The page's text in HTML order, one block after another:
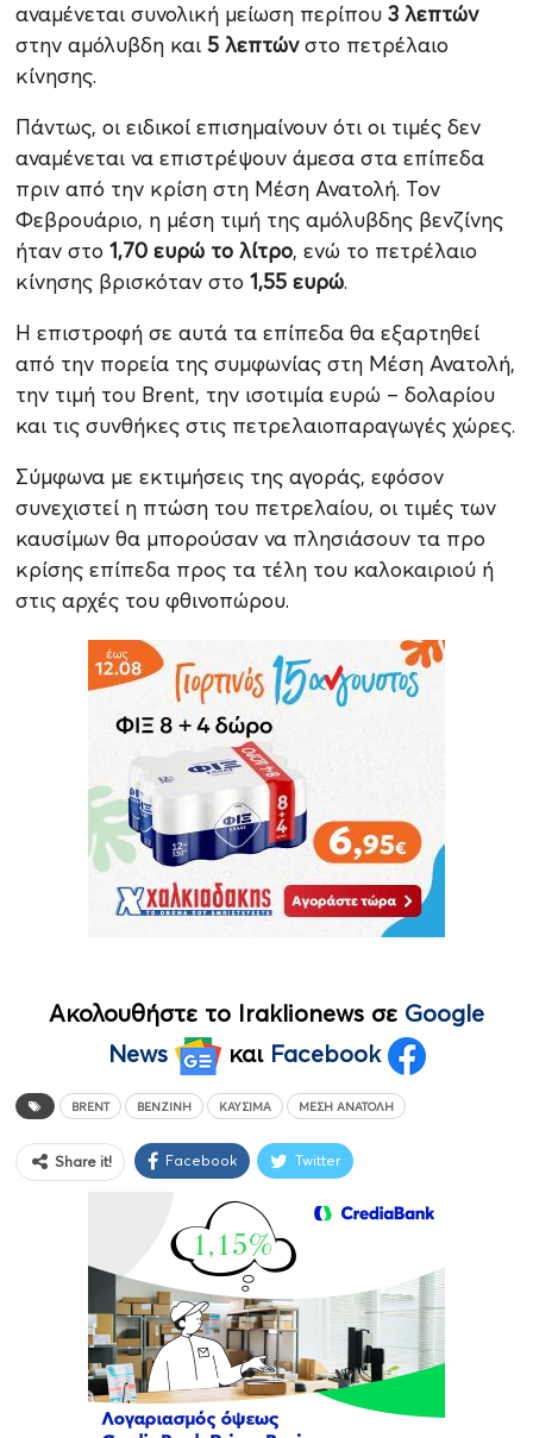
αναμένεται συνολική μείωση περίπου 3 λεπτών
στην αμόλυβδη και 5 λεπτώνστο πετρέλαιο
κίνησης.
Πάντως, οι ειδικοί επισημαίνουν ότι οι τιμές δεν
αναμένεται να επιστρέψουν άμεσα στα επίπεδα
πριν από την κρίση στη Μέση Ανατολή. Τον
Φεβρουάριο, η μέση τιμή της αμόλυβδης βενζίνης
ήταν στο 1,70 ευρώ το λίτρο, ενώ το πετρέλαιο
κίνησης βρισκόταν στο 1,55 ευρώ.
Η επιστροφή σε αυτά τα επίπεδα θα εξαρτηθεί
από την πορεία της συμφωνίας στη Μέση Ανατολή,
την τιμή του Brent, την ισοτιμία ευρώ – δολαρίου
και τις συνθήκες στις πετρελαιοπαραγωγές χώρες.
Σύμφωνα με εκτιμήσεις της αγοράς, εφόσον
συνεχιστεί η πτώση του πετρελαίου, οι τιμές των
καυσίμων θα μπορούσαν να πλησιάσουν τα προ
κρίσης επίπεδα προς τα τέλη του καλοκαιριού ή
στις αρχές του φθινοπώρου.
Ακολουθήστε το Iraklionews σε Google
News
και Facebook
BRENT ΒΕΝΖΊΝΗ ΚΑΎΣΙΜΑ ΜΈΣΗ ΑΝΑΤΟΛΉ
Share it! Facebook Twitter